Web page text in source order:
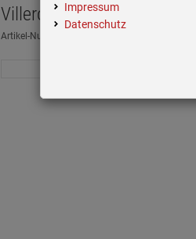
Villeroy & Boch Subway
Artikel-Nummer:
Impressum
Datenschutz